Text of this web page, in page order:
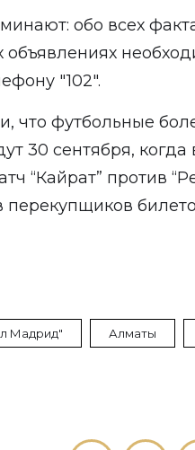
обо всех
объявлениях
"102".
что футбольные
30 сентября, когда
“Кайрат” против
перекупщиков
Мадрид" Алматы